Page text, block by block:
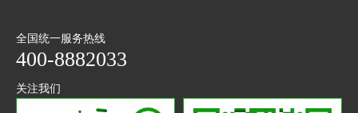
全国统一服务热线
400-8882033
关注我们